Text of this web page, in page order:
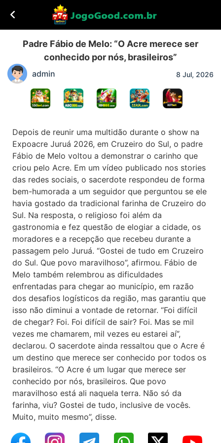
Padre Fábio de Melo: “O Acre merece ser
conhecido por nós, brasileiros”
admin 8 Jul, 2026
Depois de reunir uma multidão durante o show na
Expoacre Juruá 2026, em Cruzeiro do Sul, o padre
Fábio de Melo voltou a demonstrar o carinho que
criou pelo Acre. Em um vídeo publicado nos stories
das redes sociais, o sacerdote respondeu de forma
bem-humorada a um seguidor que perguntou se ele
havia gostado da tradicional farinha de Cruzeiro do
Sul. Na resposta, o religioso foi além da
gastronomia e fez questão de elogiar a cidade, os
moradores e a recepção que recebeu durante a
passagem pelo Juruá. “Gostei de tudo em Cruzeiro
do Sul. Que povo maravilhoso”, afirmou. Fábio de
Melo também relembrou as dificuldades
enfrentadas para chegar ao município, em razão
dos desafios logísticos da região, mas garantiu que
isso não diminui a vontade de retornar. “Foi difícil
de chegar? Foi. Foi difícil de sair? Foi. Mas se mil
vezes me chamarem, mil vezes eu estarei aí”,
declarou. O sacerdote ainda ressaltou que o Acre é
um destino que merece ser conhecido por todos os
brasileiros. “O Acre é um lugar que merece ser
conhecido por nós, brasileiros. Que povo
maravilhoso está ali naquela terra. Não só da
farinha, viu? Gostei de tudo, inclusive de vocês.
Muito, muito mesmo”, disse.